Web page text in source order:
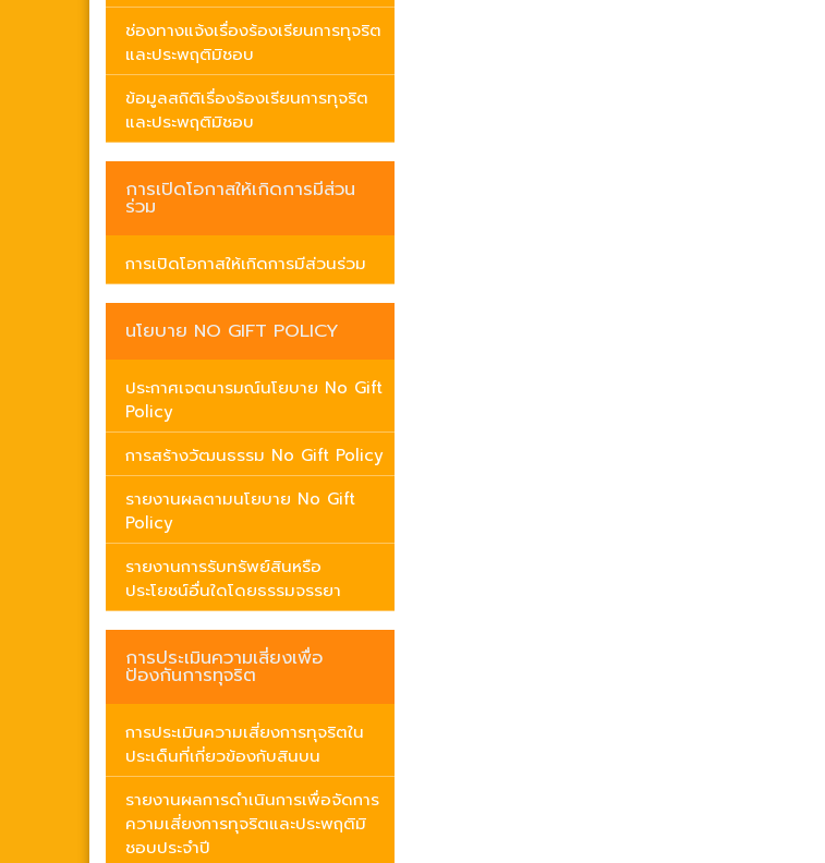
ช่องทางแจ้งเรื่องร้องเรียนการทุจริต
และประพฤติมิชอบ
ข้อมูลสถิติเรื่องร้องเรียนการทุจริต
และประพฤติมิชอบ
การเปิดโอกาสให้เกิดการมีส่วน
ร่วม
การเปิดโอกาสให้เกิดการมีส่วนร่วม
นโยบาย NO GIFT POLICY
ประกาศเจตนารมณ์นโยบาย No Gift
Policy
การสร้างวัฒนธรรม No Gift Policy
รายงานผลตามนโยบาย No Gift
Policy
รายงานการรับทรัพย์สินหรือ
ประโยชน์อื่นใดโดยธรรมจรรยา
การประเมินความเสี่ยงเพื่อ
ป้องกันการทุจริต
การประเมินความเสี่ยงการทุจริตใน
ประเด็นที่เกี่ยวข้องกับสินบน
รายงานผลการดำเนินการเพื่อจัดการ
ความเสี่ยงการทุจริตและประพฤติมิ
ชอบประจำปี